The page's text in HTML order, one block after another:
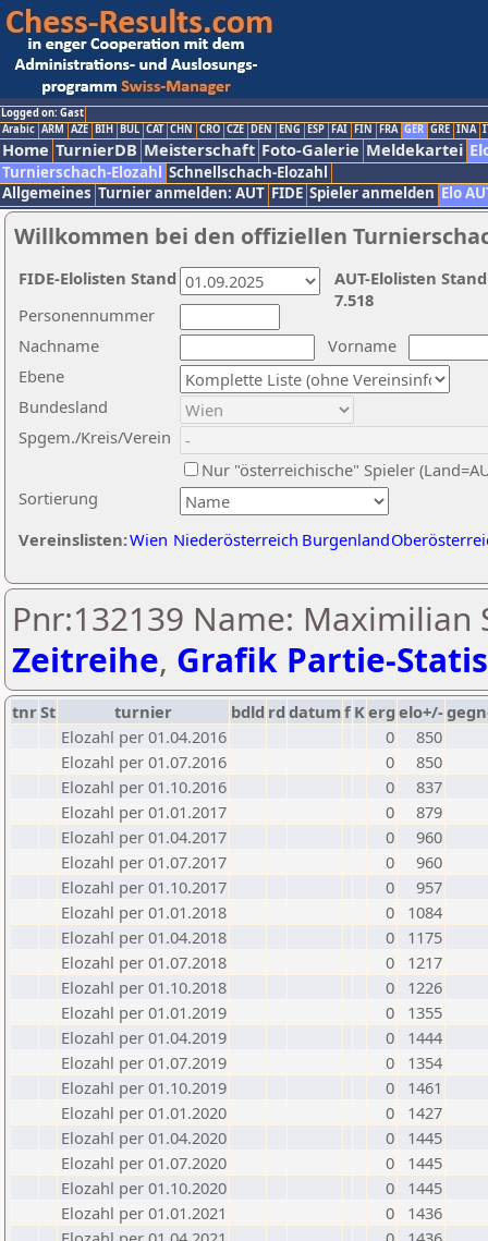
Logged on: Gast
Arabic ARM AZE BIH BUL CAT CHN CRO CZE DEN ENG ESP FAI FIN FRA GER GRE INA
Home TurnierDB Meisterschaft Foto-Galerie Meldekartei
Turnierschach-Elozahl Schnellschach-Elozahl
Allgemeines Turnier anmelden: AUT FIDE Spieler anmelden Elo
Willkommen bei den offiziellen
Nachname
Vorname
Ebene
Sortierung
Personennummer
Bundesland
Spgem./Kreis/Verein
Nur "österreichische" Spieler
Vereinslisten:Wien Niederösterreich Burgenland
AUT-Elolisten
7.518
FIDE-Elolisten Stand
Pnr:132139 Name: Maximilian
Zeitreihe, Grafik Partie-
tnrSt turnier bdld rd datumf Kerg elo+/-
Elozahl per 01.04.2016
0
850
Elozahl per 01.07.2016
0
850
Elozahl per 01.10.2016
0
837
Elozahl per 01.01.2017
0
879
Elozahl per 01.04.2017
0
960
Elozahl per 01.07.2017
0
960
Elozahl per 01.10.2017
0
957
Elozahl per 01.01.2018
0
1084
Elozahl per 01.04.2018
0
1175
Elozahl per 01.07.2018
0
1217
Elozahl per 01.10.2018
0
1226
Elozahl per 01.01.2019
0
1355
Elozahl per 01.04.2019
0
1444
Elozahl per 01.07.2019
0
1354
Elozahl per 01.10.2019
0
1461
Elozahl per 01.01.2020
0
1427
Elozahl per 01.04.2020
0
1445
Elozahl per 01.07.2020
0
1445
Elozahl per 01.10.2020
0
1445
Elozahl per 01.01.2021
0
1436